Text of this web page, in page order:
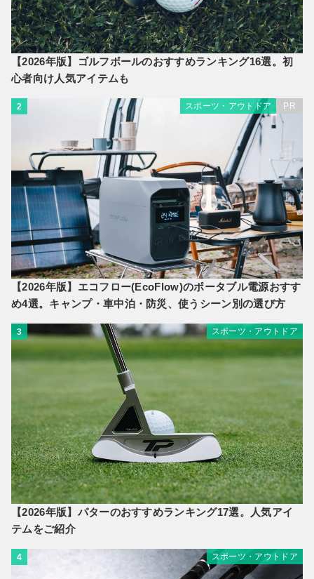
【2026年版】ゴルフボールのおすすめランキング16選。初
心者向け人気アイテムも
2 スポーツ・アウトドア PR
【2026年版】エコフロー(EcoFlow)のポータブル電源おすす
め4選。キャンプ・車中泊・防災、使うシーン別の選び方
3 スポーツ・アウトドア
【2026年版】パターのおすすめランキング17選。人気アイ
テムをご紹介
4 スポーツ・アウトドア